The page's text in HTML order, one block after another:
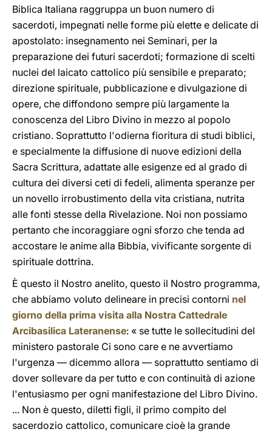
Biblica Italiana raggruppa un buon numero di
sacerdoti, impegnati nelle forme più elette e delicate di
apostolato: insegnamento nei Seminari, per la
preparazione dei futuri sacerdoti; formazione di scelti
nuclei del laicato cattolico più sensibile e preparato;
direzione spirituale, pubblicazione e divulgazione di
opere, che diffondono sempre più largamente la
conoscenza del Libro Divino in mezzo al popolo
cristiano. Soprattutto l'odierna fioritura di studi biblici,
e specialmente la diffusione di nuove edizioni della
Sacra Scrittura, adattate alle esigenze ed al grado di
cultura dei diversi ceti di fedeli, alimenta speranze per
un novello irrobustimento della vita cristiana, nutrita
alle fonti stesse della Rivelazione. Noi non possiamo
pertanto che incoraggiare ogni sforzo che tenda ad
accostare le anime alla Bibbia, vivificante sorgente di
spirituale dottrina.
È questo il Nostro anelito, questo il Nostro programma,
che abbiamo voluto delineare in precisi contorni nel
giorno della prima visita alla Nostra Cattedrale
Arcibasilica Lateranense: « se tutte le sollecitudini del
ministero pastorale Ci sono care e ne avvertiamo
l'urgenza — dicemmo allora — soprattutto sentiamo di
dover sollevare da per tutto e con continuità di azione
l'entusiasmo per ogni manifestazione del Libro Divino.
... Non è questo, diletti figli, il primo compito del
sacerdozio cattolico, comunicare cioè la grande